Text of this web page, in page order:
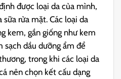
được loại da của mình,
rửa mặt. Các loại da
kem, gần giống như kem
sạch dầu dưỡng ẩm để
trong khi các loại da
nên chọn kết cấu dạng